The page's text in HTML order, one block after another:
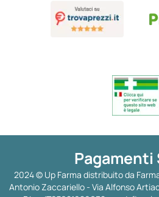
Pagamenti
2024 © Up Farma distribuito da
Antonio Zaccariello - Via Alfonso